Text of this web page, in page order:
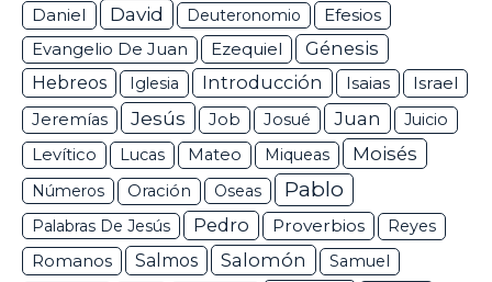
Daniel David Deuteronomio Efesios
Evangelio De Juan Ezequiel
Génesis
Hebreos
Iglesia Introducción Isaias Israel
Jeremías Jesús Job Josué Juan
Juicio
Levítico
Lucas Mateo Miqueas Moisés
Números Oración Oseas Pablo
Palabras De Jesús Pedro Proverbios Reyes
Romanos Salmos Salomón
Samuel